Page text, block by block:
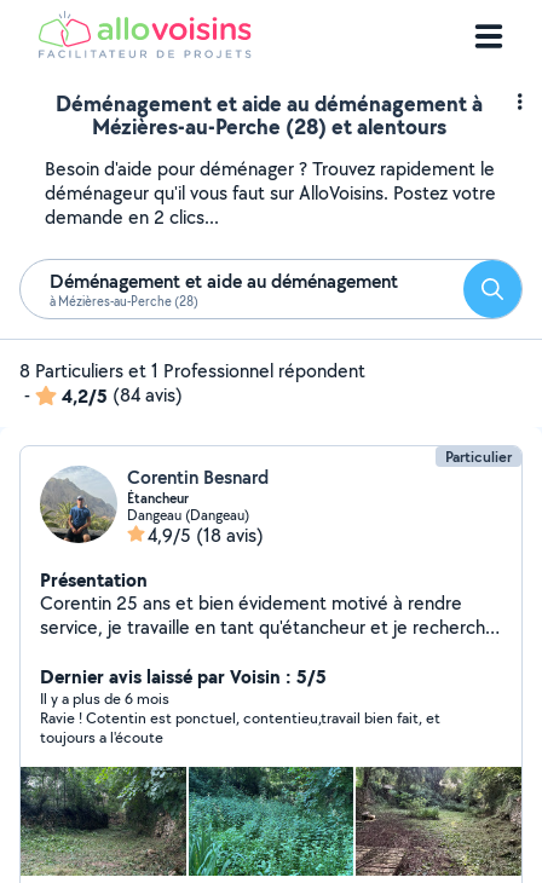
Déménagement et aide au déménagement à
Mézières-au-Perche (28) et alentours
Besoin d'aide pour déménager ? Trouvez rapidement le
déménageur qu'il vous faut sur AlloVoisins. Postez votre
demande en 2 clics...
Déménagement et aide au déménagement
à Mézières-au-Perche (28)
8 Particuliers et 1 Professionnel répondent
-
4,2/5 (84 avis)
Particulier
Corentin Besnard
Étancheur
Dangeau (Dangeau)
4,9/5 (18 avis)
Présentation
Corentin 25 ans et bien évidement motivé à rendre
service, je travaille en tant qu'étancheur et je recherche
end Je suis disponible pour la tonte de pelouse,
débroussailler ou tailler des haies mais encore je
participe à toute tache de manutention ( montage de
meuble / déménagement ) Tout autant disponible pour
répondre à la garde d'animaux Bien évidement en tant
qu'étancheur je suis capable de m'occuper de l'entretien
de toit terrasse, faire des travaux ou faire des
recherches de fuite, je suis polyvalent, alors n'hésitez
pas à me contacter
Dernier avis laissé par Voisin : 5/5
Il y a plus de 6 mois
Ravie ! Cotentin est ponctuel, contentieu,travail bien fait, et
toujours a l'écoute